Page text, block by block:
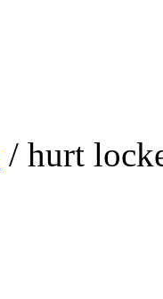
/ hurt